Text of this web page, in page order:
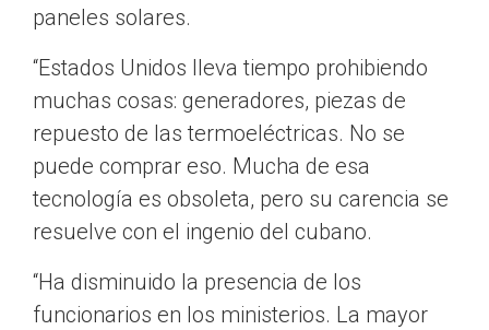
paneles solares.
“Estados Unidos lleva tiempo prohibiendo
muchas cosas: generadores, piezas de
repuesto de las termoeléctricas. No se
puede comprar eso. Mucha de esa
tecnología es obsoleta, pero su carencia se
resuelve con el ingenio del cubano.
“Ha disminuido la presencia de los
funcionarios en los ministerios. La mayor